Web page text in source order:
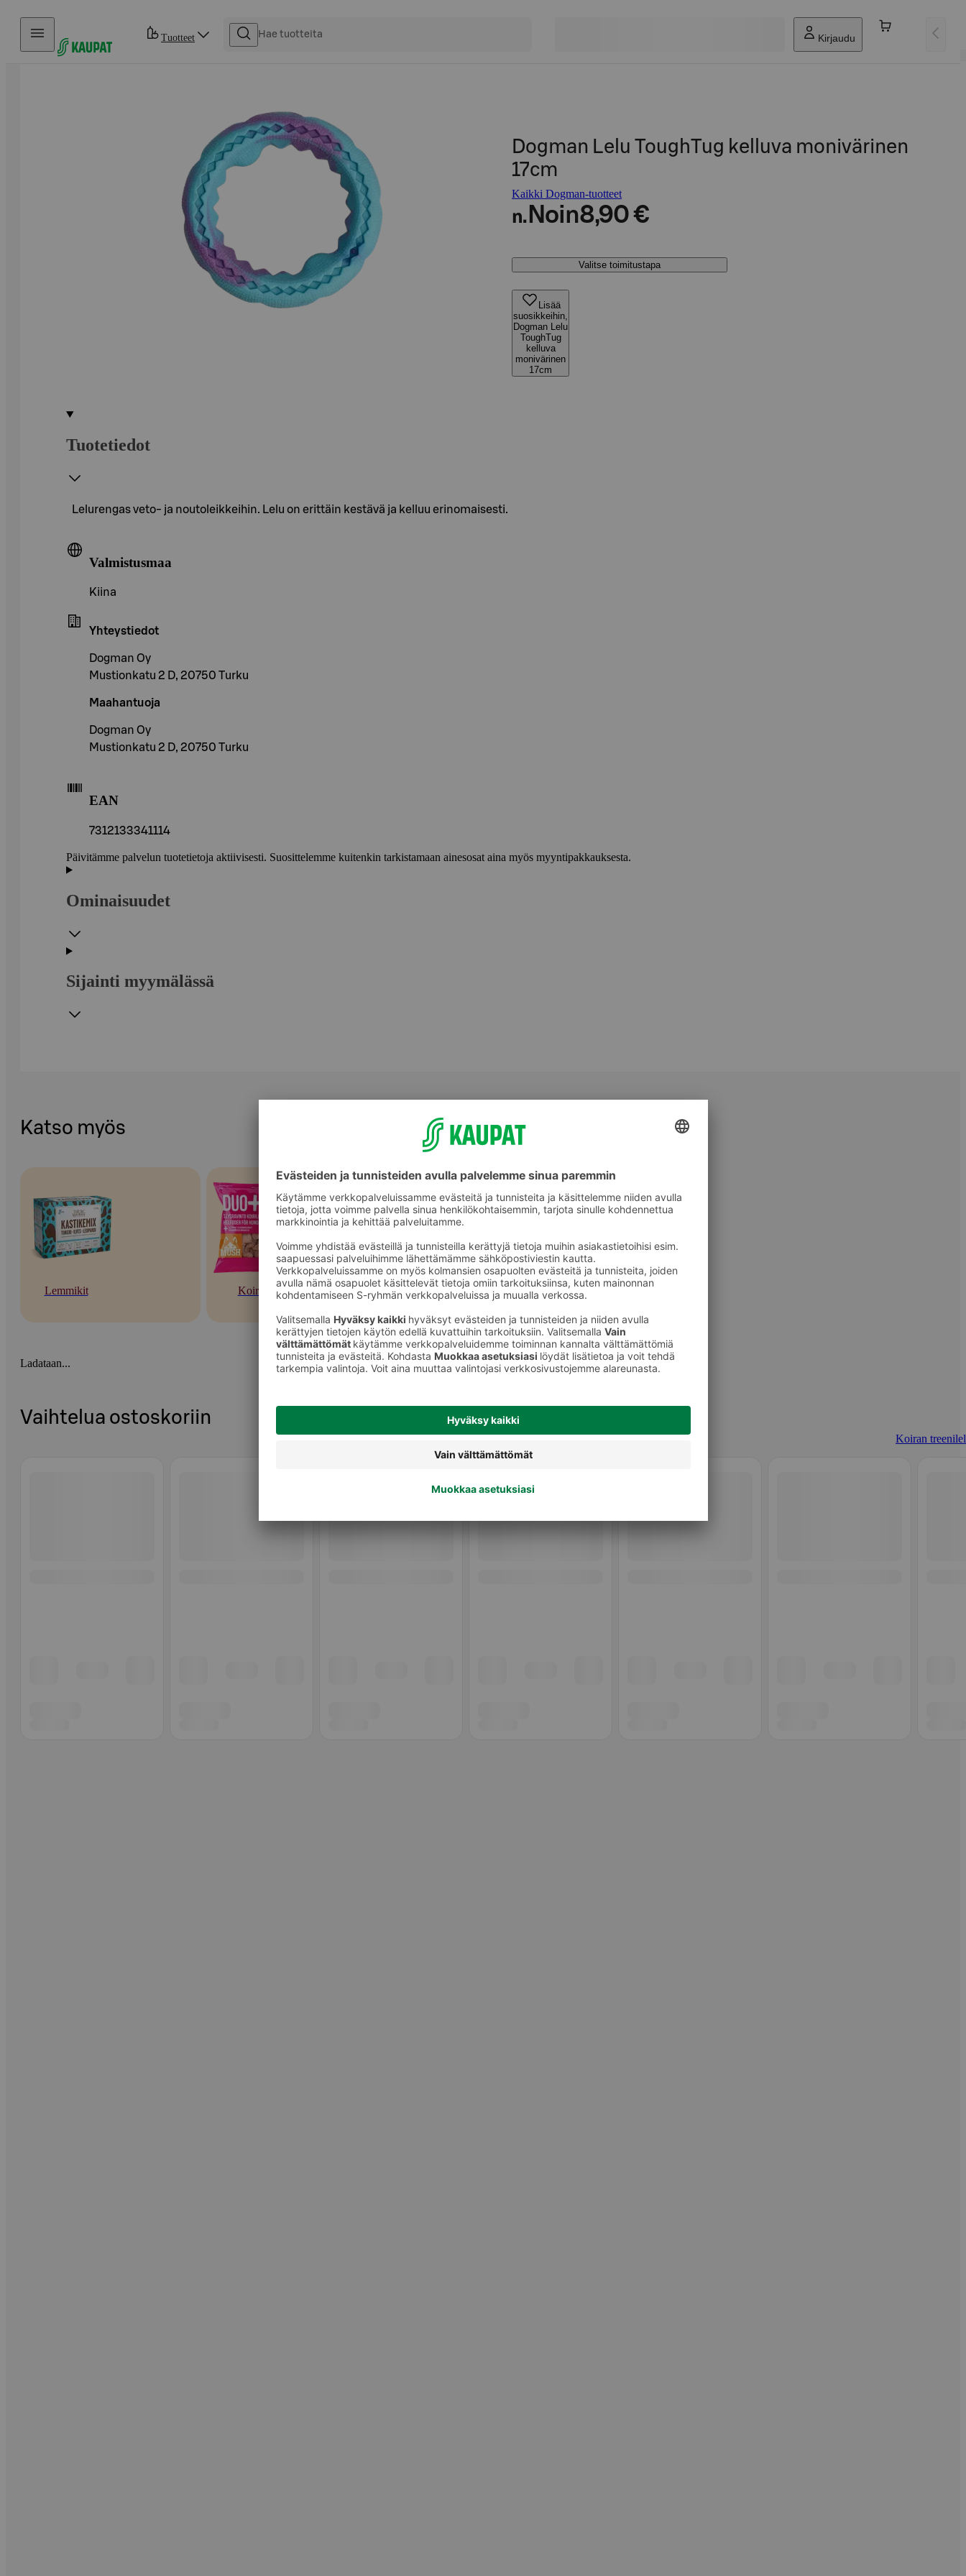
Hyppää sisältöön
Tuotteet Kirjaudu
Dogman Lelu ToughTug kelluva monivärinen
17cm
Kaikki Dogman-tuotteet
n. Noin8,90 €
Valitse toimitustapa
Lisää
suosikkeihin,
Dogman Lelu
ToughTug
kelluva
monivärinen
17cm
Tuotetiedot
Lelurengas veto- ja noutoleikkeihin. Lelu on erittäin kestävä ja kelluu erinomaisesti.
Valmistusmaa
Kiina
Yhteystiedot
Dogman Oy
Mustionkatu 2 D, 20750 Turku
Maahantuoja
Dogman Oy
Mustionkatu 2 D, 20750 Turku
EAN
7312133341114
Päivitämme palvelun tuotetietoja aktiivisesti. Suosittelemme kuitenkin tarkistamaan ainesosat aina myös myyntipakkauksesta.
Ominaisuudet
Sijainti myymälässä
Katso myös
Lemmikit Koirat Koiran treenilelut
Ladataan...
Vaihtelua ostoskoriin
Koiran